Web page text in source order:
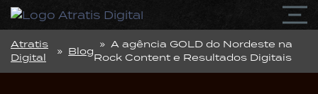
Atratis
Digital
» Blog
» A agência GOLD do Nordeste na
Rock Content e Resultados Digitais